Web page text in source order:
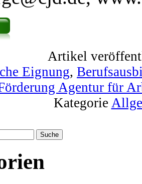
Artikel
Eignung,
Agentur für
Kategorie